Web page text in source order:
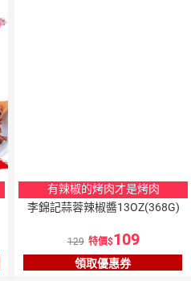
有辣椒的烤肉才是烤肉
李錦記蒜蓉辣椒醬13OZ(368G)
129 特價 109
領取優惠券